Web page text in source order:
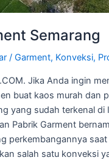
Semarang
/Garment, Konveksi,
Jika Anda ingin
buat kaos murah dan
yang sudah terkenal di
Pabrik Garment
perkembangannya saat
salah satu konveksi